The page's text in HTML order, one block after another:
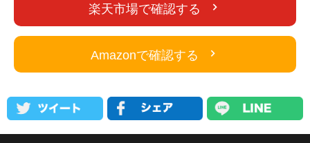
楽天市場で確認する
Amazonで確認する